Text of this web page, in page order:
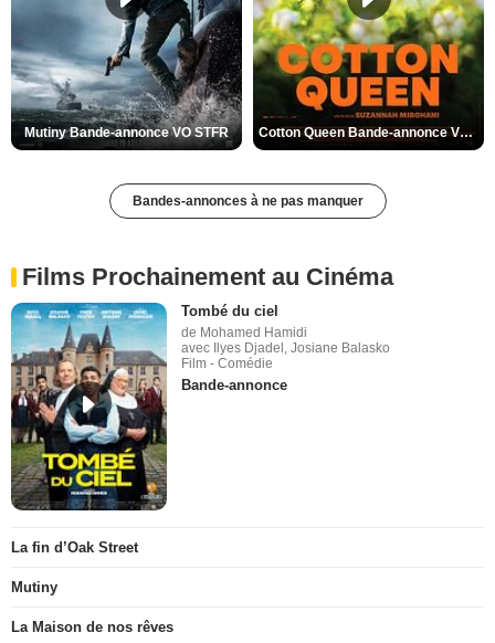
Mutiny Bande-annonce VO STFR Cotton Queen Bande-annonce VO STFR
Bandes-annonces à ne pas manquer
Films Prochainement au Cinéma
Tombé du ciel
de Mohamed Hamidi
avec Ilyes Djadel, Josiane Balasko
Film - Comédie
Bande-annonce
La fin d’Oak Street
Mutiny
La Maison de nos rêves